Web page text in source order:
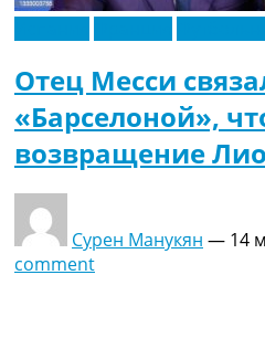
Отец Месси
«Барселоной»,
возвращение
Сурен Манукян — 14
comment